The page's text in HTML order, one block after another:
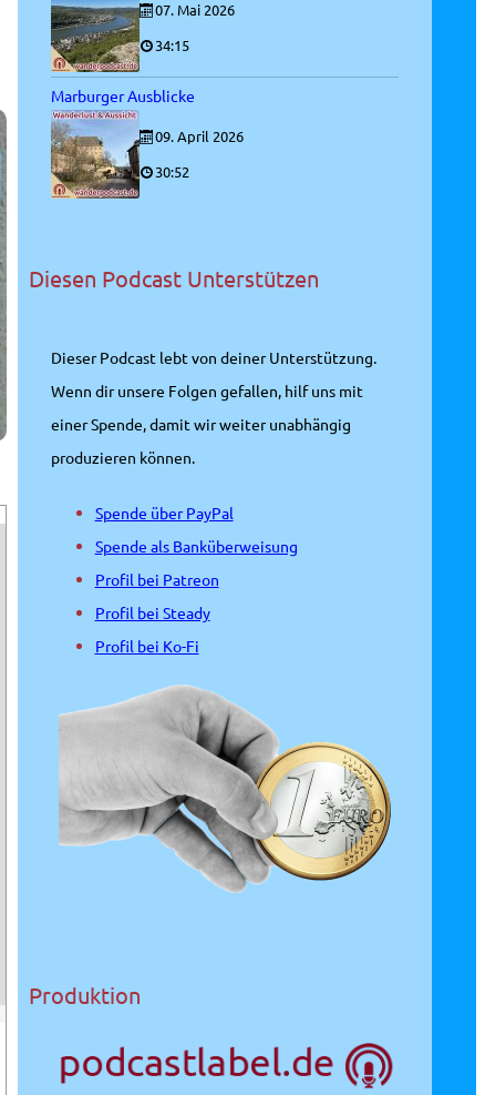
07. Mai 2026
34:15
Marburger Ausblicke
09. April 2026
30:52
Diesen Podcast Unterstützen
Dieser Podcast lebt von deiner Unterstützung.
Wenn dir unsere Folgen gefallen, hilf uns mit
einer Spende, damit wir weiter unabhängig
produzieren können.
Spende über PayPal
Spende als Banküberweisung
Profil bei Patreon
Profil bei Steady
Profil bei Ko-Fi
Produktion